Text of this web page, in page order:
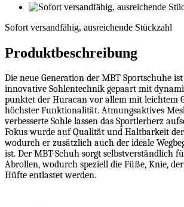
Sofort versandfähig, ausreichende Stückzahl
Produktbeschreibung
Die neue Generation der MBT Sportschuhe
innovative Sohlentechnik gepaart mit
punktet der Huracan vor allem mit leichtem
höchster Funktionalität. Atmungsaktives
verbesserte Sohle lassen das Sportlerherz
Fokus wurde auf Qualität und Haltbarkeit
wodurch er zusätzlich auch der ideale
ist. Der MBT-Schuh sorgt selbstverständlich
Abrollen, wodurch speziell die Füße, Knie,
Hüfte entlastet werden.